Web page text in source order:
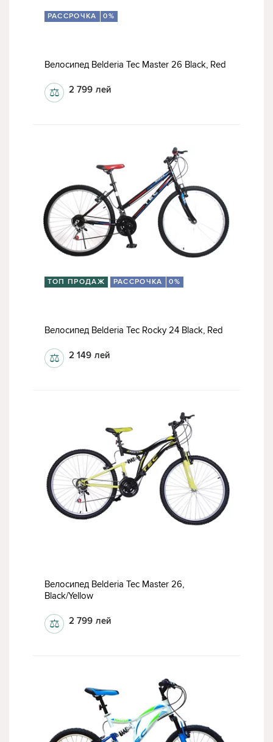
РАССРОЧКА 0%
Велосипед Belderia Tec Master 26 Black, Red
2 799 лей
⚖
ТОП ПРОДАЖ РАССРОЧКА 0%
Велосипед Belderia Tec Rocky 24 Black, Red
2 149 лей
⚖
Велосипед Belderia Tec Master 26,
Black/Yellow
2 799 лей
⚖